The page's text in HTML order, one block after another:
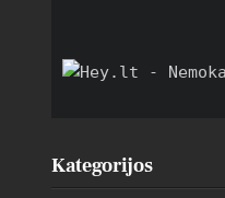
Kategorijos